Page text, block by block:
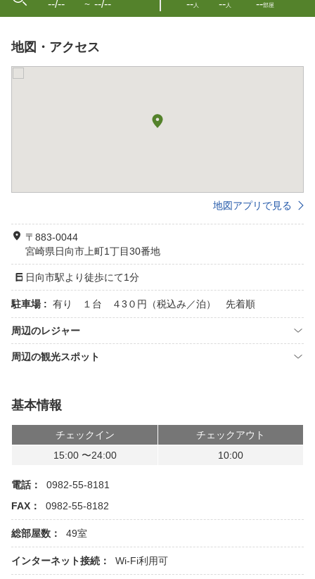
--/-- 〜 --/-- --人 --人 --部屋
地図・アクセス
地図アプリで見る
〒883-0044
宮崎県日向市上町1丁目30番地
日向市駅より徒歩にて1分
駐車場 : 有り １台 ４3０円（税込み／泊） 先着順
周辺のレジャー
周辺の観光スポット
基本情報
チェックイン
チェックアウト
15:00 〜24:00
10:00
電話：
0982-55-8181
FAX：
0982-55-8182
総部屋数： 49室
インターネット接続： Wi-Fi利用可